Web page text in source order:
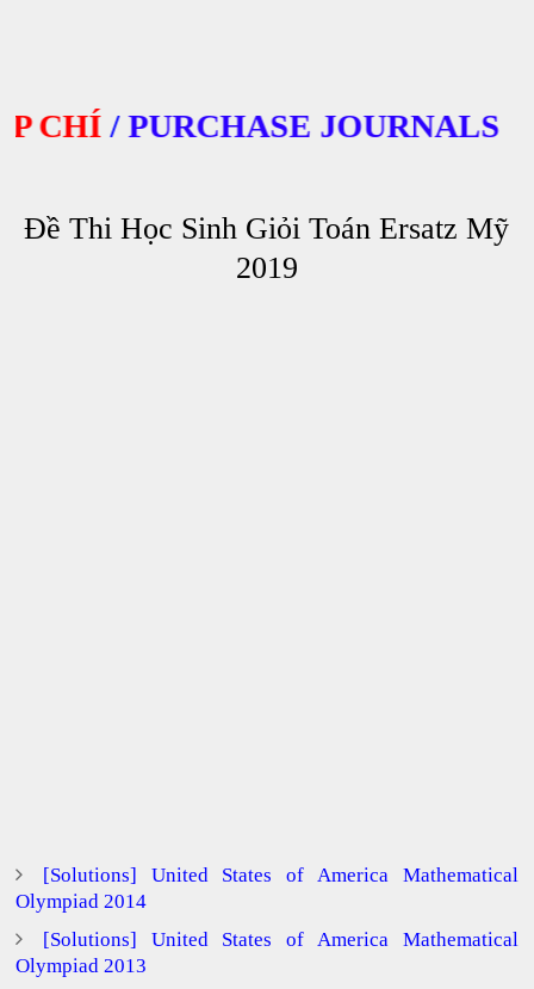
/PURCHASE JOURNALS
Đề Thi Học Sinh Giỏi Toán Ersatz Mỹ
2019
[Solutions] United States of America Mathematical
Olympiad 2014
[Solutions] United States of America Mathematical
Olympiad 2013